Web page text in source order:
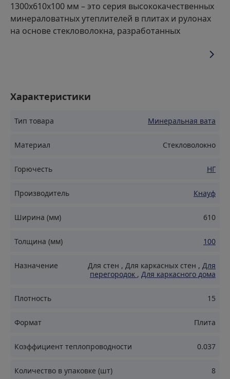
1300х610х100 мм – это серия высококачественных
минераловатных утеплителей в плитах и рулонах
на основе стекловолокна, разработанных
Свойства
поглощает шум,обеспечивая тишину и комфорт в
вашем доме.
Упругость: Плотно прилегает к каркасу, без зазоров и
Влагостойкость: Специальная пропитка
пожарной безопасности.
Легкий вес: Удобство транспортировки и монтажа
Долговечность: Сохраняет свои свойства на
протяжении всего срока службы.
Экологически безопасный: Изготовлен из
натуральных компонентов, не содержит вредных
Применение
Характеристики
Тип товара Минеральная вата
Материал Стекловолокно
Горючесть НГ
Производитель Кнауф
Ширина (мм) 610
Толщина (мм) 100
Назначение Для стен , Для каркасных стен , Для
перегородок , Для каркасного дома
Плотность 15
Формат Плита
Коэффициент теплопроводности 0.037
Количество в упаковке (шт) 8